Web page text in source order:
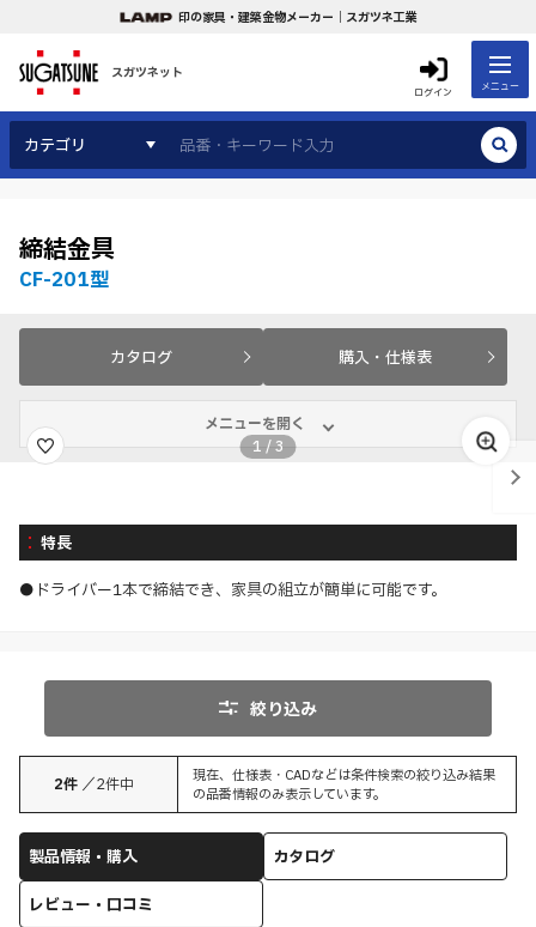
印の家具・建築金物メーカー｜スガツネ工業
スガツネット
ログイン メニュー
カテゴリ
締結金具
CF-201型
カタログ 購入・仕様表
メニューを開く
1 /3
特長
●ドライバー1本で締結でき、家具の組立が簡単に可能です。
絞り込み
2件 ／2件中
現在、仕様表・CADなどは条件検索の絞り込み結果
の品番情報のみ表示しています。
製品情報・購入
カタログ
レビュー・口コミ